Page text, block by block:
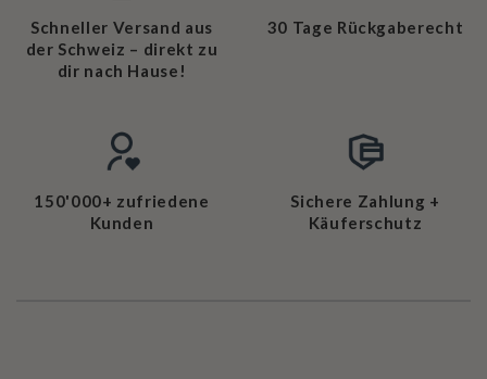
Schneller Versand aus
der Schweiz – direkt zu
dir nach Hause!
30 Tage Rückgaberecht
150'000+ zufriedene
Kunden
Sichere Zahlung +
Käuferschutz